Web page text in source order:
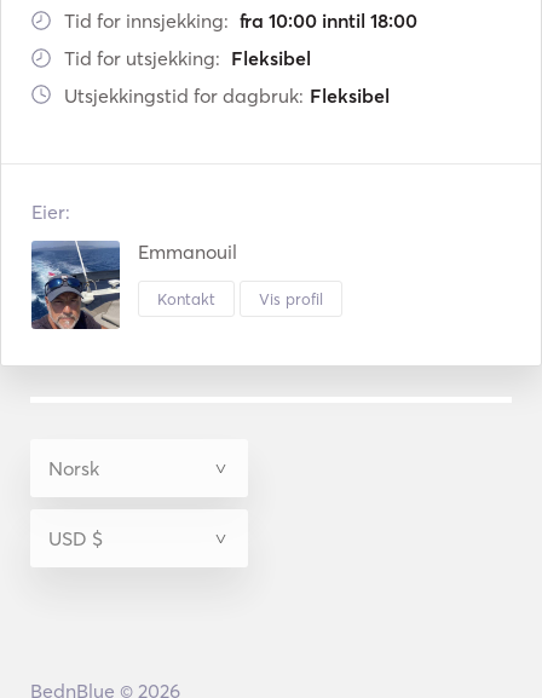
Tid for innsjekking: fra 10:00 inntil 18:00
Tid for utsjekking: Fleksibel
Utsjekkingstid for dagbruk: Fleksibel
Eier:
Emmanouil
Kontakt Vis profil
BednBlue © 2026